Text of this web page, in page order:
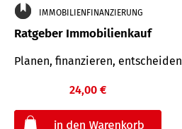
IMMOBILIENFINANZIERUNG
Ratgeber Immobilienkauf
Planen, finanzieren, entscheiden
24,00 €